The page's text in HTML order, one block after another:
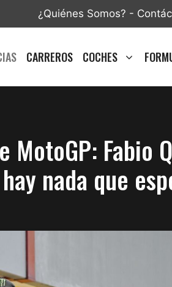
¿Quiénes Somos? -
CARREROS COCHES
MotoGP:
nada que